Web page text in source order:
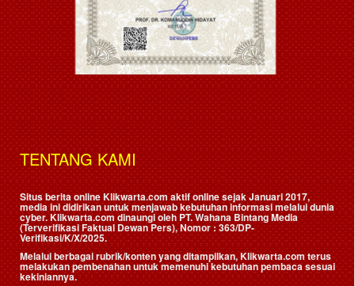
TENTANG KAMI
Situs berita online Klikwarta.com aktif online sejak Januari 2017,
media ini didirikan untuk menjawab kebutuhan informasi melalui dunia
cyber. Klikwarta.com dinaungi oleh PT. Wahana Bintang Media
(Terverifikasi Faktual Dewan Pers), Nomor : 363/DP-
Verifikasi/K/X/2025.
Melalui berbagai rubrik/konten yang ditampilkan, Klikwarta.com terus
melakukan pembenahan untuk memenuhi kebutuhan pembaca sesuai
kekiniannya.